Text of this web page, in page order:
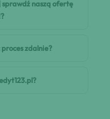
sprawdź naszą ofertę
zdalnie?